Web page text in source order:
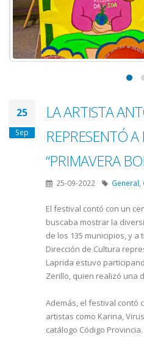
25
Sep
LA ARTISTA
REPRESENTÓ
“PRIMAVERA
25-09-2022 General,
El festival contó con un
buscaba mostrar la
de los 135 municipios, y
Dirección de Cultura
Laprida estuvo
Zerillo, quien realizó una
Además, el festival contó
artistas como Karina,
catálogo Código